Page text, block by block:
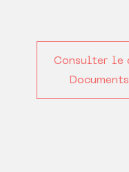
Consulter le